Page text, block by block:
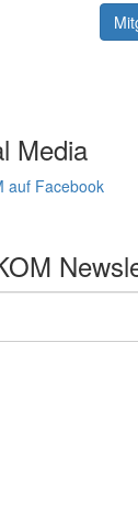
Media
auf Facebook